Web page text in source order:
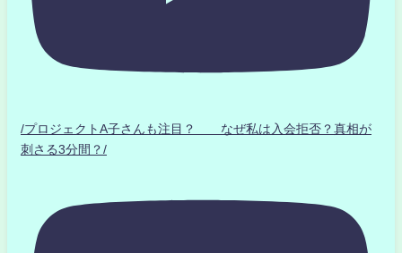
/プロジェクトA子さんも注目？ なぜ私は入会拒否？真相が
刺さる3分間？/